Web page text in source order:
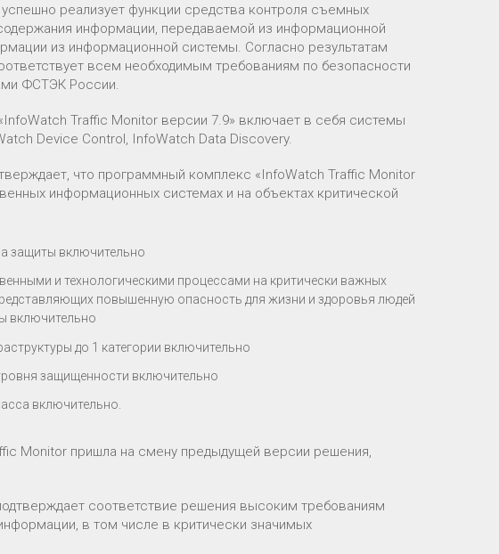
реализует функции средства контроля съемных
информации, передаваемой из информационной
из информационной системы. Согласно результатам
всем необходимым требованиям по безопасности
ФСТЭК России.
Traffic Monitor версии 7.9» включает в себя системы
Device Control, InfoWatch Data Discovery.
что программный комплекс «InfoWatch Traffic Monitor
информационных системах и на объектах критической
защиты включительно
и технологическими процессами на критически важных
повышенную опасность для жизни и здоровья людей
включительно
до 1 категории включительно
защищенности включительно
включительно.
Monitor пришла на смену предыдущей версии решения,
соответствие решения высоким требованиям
в том числе в критически значимых